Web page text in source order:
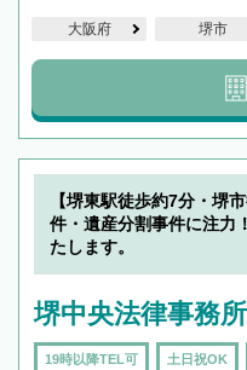
大阪府 堺市
【堺東駅徒歩約7分・堺
件・遺産分割事件に注力
たします。
堺中央法律事務所
19時以降TEL可 土日祝OK